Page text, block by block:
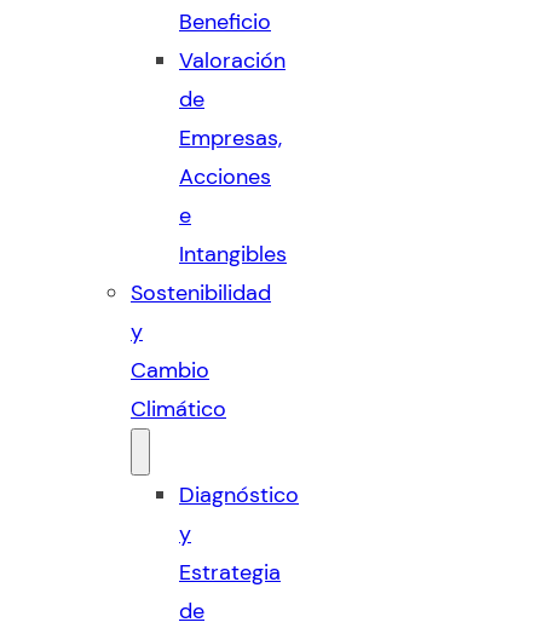
Beneficio
Valoración
de
Empresas,
Acciones
e
Intangibles
Sostenibilidad
y
Cambio
Climático
Diagnóstico
y
Estrategia
de